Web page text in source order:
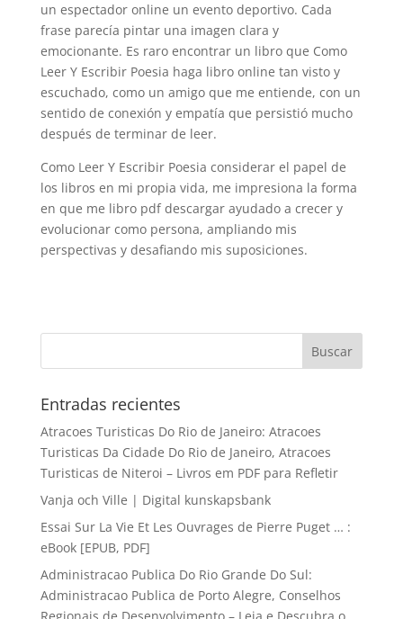
un espectador online un evento deportivo. Cada
frase parecía pintar una imagen clara y
emocionante. Es raro encontrar un libro que Como
Leer Y Escribir Poesia haga libro online​ tan visto y
escuchado, como un amigo que me entiende, con un
sentido de conexión y empatía que persistió mucho
después de terminar de leer.
Como Leer Y Escribir Poesia considerar el papel de
los libros en mi propia vida, me impresiona la forma
en que me libro pdf descargar ayudado a crecer y
evolucionar como persona, ampliando mis
perspectivas y desafiando mis suposiciones.
Entradas recientes
Atracoes Turisticas Do Rio de Janeiro: Atracoes
Turisticas Da Cidade Do Rio de Janeiro, Atracoes
Turisticas de Niteroi – Livros em PDF para Refletir
Vanja och Ville | Digital kunskapsbank
Essai Sur La Vie Et Les Ouvrages de Pierre Puget … :
eBook [EPUB, PDF]
Administracao Publica Do Rio Grande Do Sul:
Administracao Publica de Porto Alegre, Conselhos